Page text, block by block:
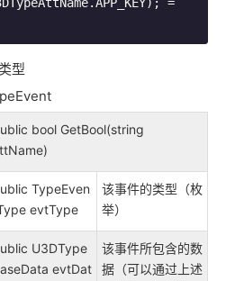
型
bool GetBool(string
TypeEven
evtType
该事件的类型（枚
举）
U3DType
evtDat
该事件所包含的数
据（可以通过上述